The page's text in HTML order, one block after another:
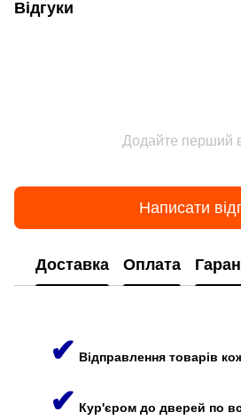
Відгуки
Додайте перший
Написати
Доставка Оплата
✔ Відправлення товарів
✔ Кур'єром до дверей по